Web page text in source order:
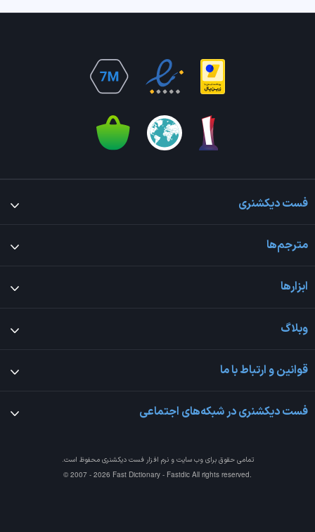
فست دیکشنری
مترجم‌ها
ابزارها
وبلاگ
قوانین و ارتباط با ما
فست دیکشنری در شبکه‌های اجتماعی
تمامی حقوق برای وب سایت و نرم افزارفست دیکشنری محفوظ است.
© 2007 - 2026 Fast Dictionary - Fastdic All rights reserved.